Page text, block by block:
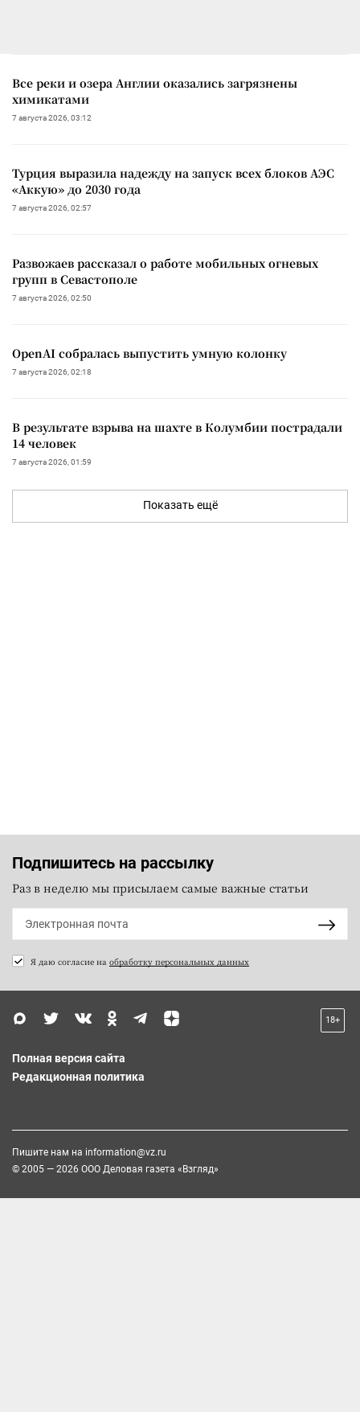
Все реки и озера Англии оказались загрязнены
химикатами
7 августа 2026, 03:12
Турция выразила надежду на запуск всех блоков АЭС
«Аккую» до 2030 года
7 августа 2026, 02:57
Развожаев рассказал о работе мобильных огневых
групп в Севастополе
7 августа 2026, 02:50
OpenAI собралась выпустить умную колонку
7 августа 2026, 02:18
В результате взрыва на шахте в Колумбии пострадали
14 человек
7 августа 2026, 01:59
Показать ещё
Подпишитесь на рассылку
Раз в неделю мы присылаем самые важные статьи
Я даю согласие на обработку персональных данных
18+
Полная версия сайта
Редакционная политика
Пишите нам на information@vz.ru
© 2005 — 2026 ООО Деловая газета «Взгляд»